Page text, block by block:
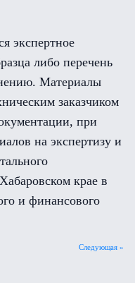
экспертное
либо перечень
Материалы
заказчиком
при
на экспертизу и
крае в
и финансового
Следующая »